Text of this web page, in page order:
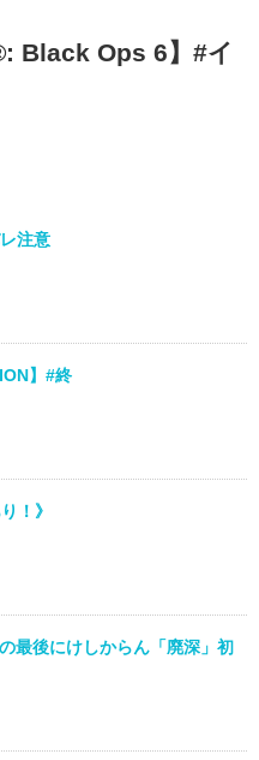
Black Ops 6】#イ
注意
】#終
！》
最後にけしからん「廃深」初